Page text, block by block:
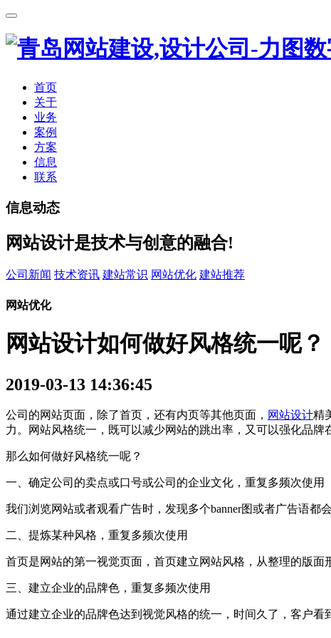
首页
关于
业务
案例
方案
信息
联系
信息动态
网站设计是技术与创意的融合!
公司新闻 技术资讯 建站常识 网站优化 建站推荐
网站优化
网站设计如何做好风格统一呢？
2019-03-13 14:36:45
公司的网站页面，除了首页，还有内页等其他页面， 网站设计精
力。网站风格统一，既可以减少网站的跳出率，又可以强化品
那么如何做好风格统一呢？
一、确定公司的卖点或口号或公司的企业文化，重复多频次使用
我们浏览网站或者观看广告时，发现多个banner图或者广告语
二、提炼某种风格，重复多频次使用
首页是网站的第一视觉页面，首页建立网站风格，从整理的版
三、建立企业的品牌色，重复多频次使用
通过建立企业的品牌色达到视觉风格的统一，时间久了，客户看